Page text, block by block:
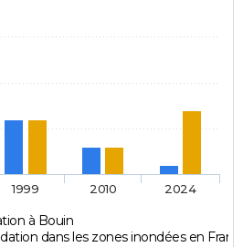
à Bouin
dans les zones inondées en
1999 2010 2024